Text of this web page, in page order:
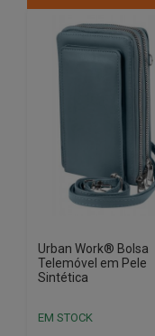
Urban Work® Bolsa
Telemóvel em Pele
Sintética
EM STOCK